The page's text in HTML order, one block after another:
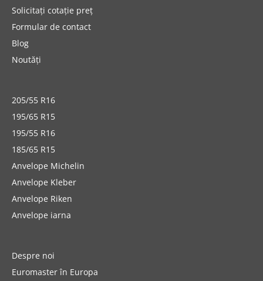
Solicitați cotație preț
Formular de contact
Blog
Noutăți
205/55 R16
195/65 R15
195/55 R16
185/65 R15
Anvelope Michelin
Anvelope Kleber
Anvelope Riken
Anvelope iarna
Despre noi
Euromaster în Europa